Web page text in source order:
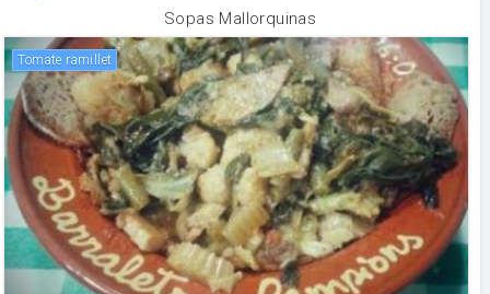
Sopas Mallorquinas
tomate ramillet